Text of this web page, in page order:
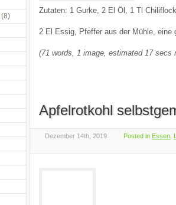
Zutaten: 1 Gurke, 2 El Öl, 1 Tl
2 El Essig, Pfeffer aus der Mühle,
(71 words, 1 image, estimated 17 secs
Apfelrotkohl
Dezember 14th, 2019 Posted in Essen
(8)